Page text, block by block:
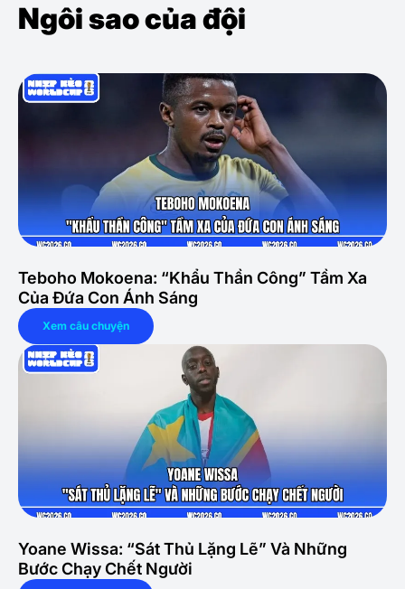
Ngôi sao của đội
Teboho Mokoena: “Khẩu Thần Công” Tầm Xa
Của Đứa Con Ánh Sáng
Xem câu chuyện
Yoane Wissa: “Sát Thủ Lặng Lẽ” Và Những
Bước Chạy Chết Người